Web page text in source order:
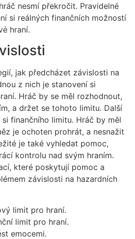
nesmí překročit. Pravidelné
si reálných finančních možností
hraní.
jak předcházet závislosti na
z nich je stanovení si
Hráč by se měl rozhodnout,
a držet se tohoto limitu. Další
finančního limitu. Hráč by měl
je ochoten prohrát, a nesnažit
je také vyhledat pomoc,
kontrolu nad svým hraním.
které poskytují pomoc a
závislosti na hazardních
limit pro hraní.
limit pro hraní.
emocemi.